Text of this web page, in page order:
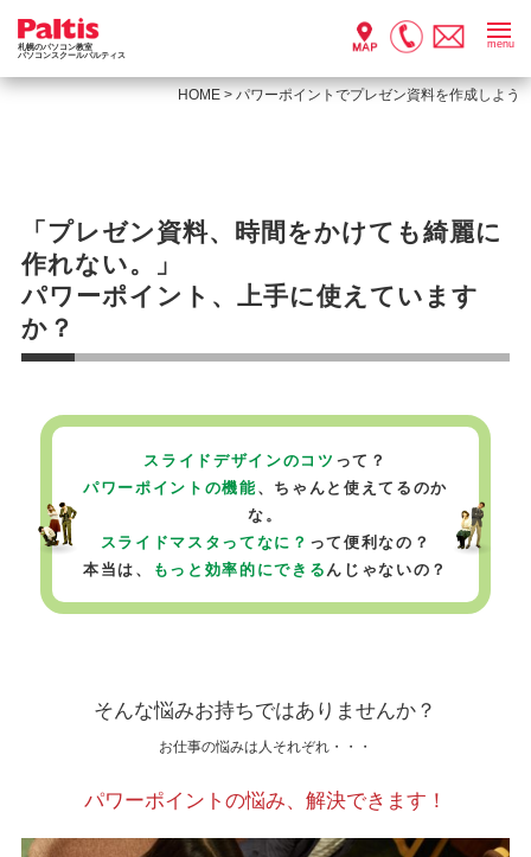
札幌のパソコン教室
パソコンスクールパルティス
menu
HOME >パワーポイントでプレゼン資料を作成しよう
「プレゼン資料、時間をかけても綺麗に
作れない。」
パワーポイント、上手に使えています
か？
スライドデザインのコツ って？
パワーポイントの機能 、ちゃんと使えてるのか
な。
スライドマスタってなに？ って便利なの？
本当は、
もっと効率的にできる んじゃないの？
そんな悩みお持ちではありませんか？
お仕事の悩みは人それぞれ・・・
パワーポイントの悩み、解決できます！